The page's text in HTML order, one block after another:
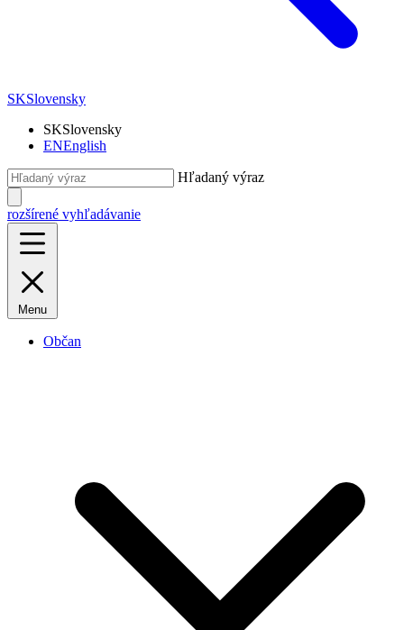
SKSlovensky
SKSlovensky
ENEnglish
Hľadaný výraz
rozšírené vyhľadávanie
Menu
Občan